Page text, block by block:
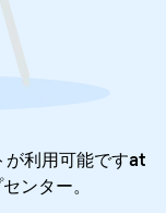
利用可能ですat
ンター。